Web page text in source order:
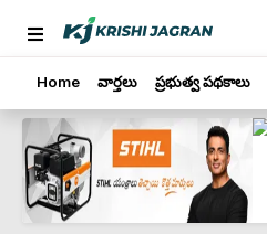
Home వార్తలు ప్రభుత్వ పథకాలు